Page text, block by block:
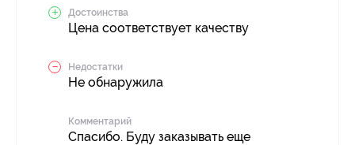
Достоинства
Цена соответствует качеству
Недостатки
Не обнаружила
Комментарий
Спасибо. Буду заказывать еще